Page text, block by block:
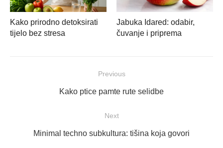
Kako prirodno detoksirati
tijelo bez stresa
Jabuka Idared: odabir,
čuvanje i priprema
Previous
Previous
Kako ptice pamte rute selidbe
Next
Next
Minimal techno subkultura: tišina koja govori